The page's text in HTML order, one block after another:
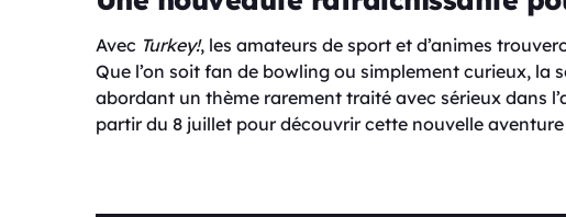
Avec Turkey!, les amateurs de sport et d’animes
Que l’on soit fan de bowling ou simplement curieux, la
abordant un thème rarement traité avec sérieux dans
partir du 8 juillet pour découvrir cette nouvelle aventure